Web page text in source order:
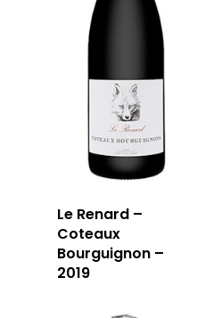
Le Renard –
Coteaux
Bourguignon –
2019